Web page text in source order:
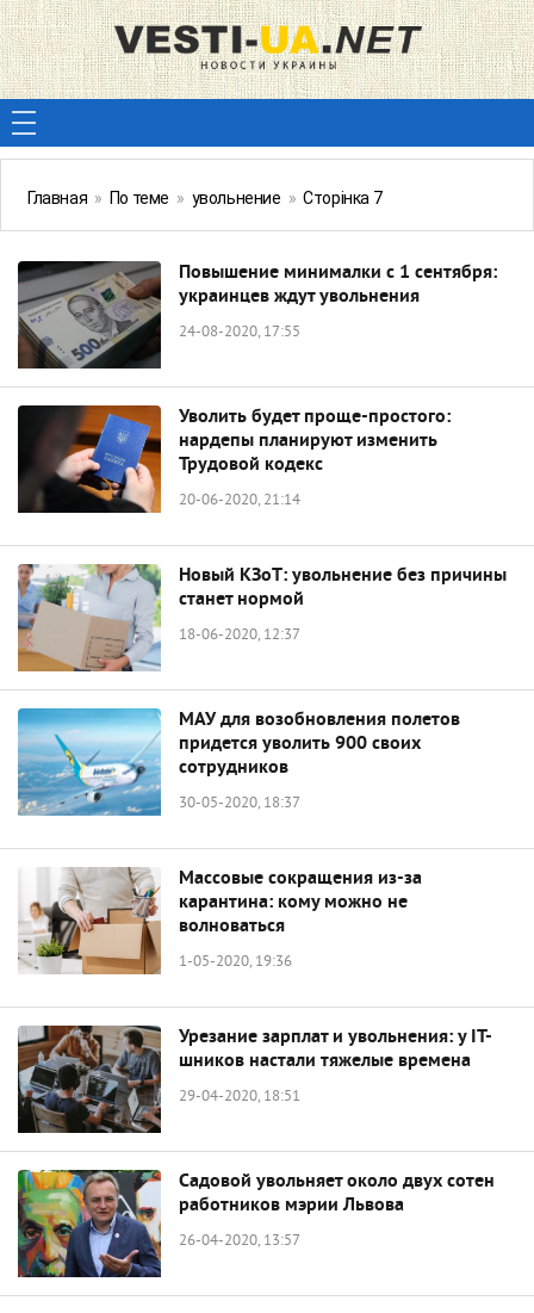
Главная » По теме » увольнение » Сторінка 7
Повышение минималки с 1 сентября:
украинцев ждут увольнения
24-08-2020, 17:55
Уволить будет проще-простого:
нардепы планируют изменить
Трудовой кодекс
20-06-2020, 21:14
Новый КЗоТ: увольнение без причины
станет нормой
18-06-2020, 12:37
МАУ для возобновления полетов
придется уволить 900 своих
сотрудников
30-05-2020, 18:37
Массовые сокращения из-за
карантина: кому можно не
волноваться
1-05-2020, 19:36
Урезание зарплат и увольнения: у IT-
шников настали тяжелые времена
29-04-2020, 18:51
Садовой увольняет около двух сотен
работников мэрии Львова
26-04-2020, 13:57